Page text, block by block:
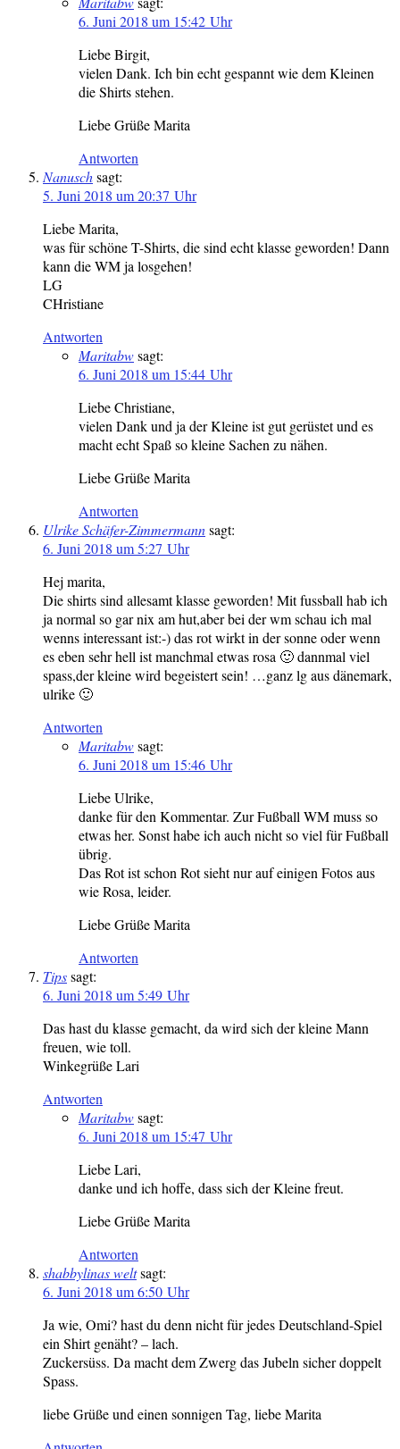
6. Juni 2018 um 15:42 Uhr
Liebe Birgit,
vielen Dank. Ich bin echt gespannt wie dem Kleinen
die Shirts stehen.
Liebe Grüße Marita
Antworten
Nanuschsagt:
5. Juni 2018 um 20:37 Uhr
Liebe Marita,
was für schöne T-Shirts, die sind echt klasse geworden! Dann
kann die WM ja losgehen!
LG
CHristiane
Antworten
Maritabwsagt:
6. Juni 2018 um 15:44 Uhr
Liebe Christiane,
vielen Dank und ja der Kleine ist gut gerüstet und es
macht echt Spaß so kleine Sachen zu nähen.
Liebe Grüße Marita
Antworten
Ulrike Schäfer-Zimmermannsagt:
6. Juni 2018 um 5:27 Uhr
Hej marita,
Die shirts sind allesamt klasse geworden! Mit fussball hab ich
ja normal so gar nix am hut,aber bei der wm schau ich mal
wenns interessant ist:-) das rot wirkt in der sonne oder wenn
es eben sehr hell ist manchmal etwas rosa 🙂 dannmal viel
spass,der kleine wird begeistert sein! …ganz lg aus dänemark,
ulrike 🙂
Antworten
Maritabwsagt:
6. Juni 2018 um 15:46 Uhr
Liebe Ulrike,
danke für den Kommentar. Zur Fußball WM muss so
etwas her. Sonst habe ich auch nicht so viel für Fußball
übrig.
Das Rot ist schon Rot sieht nur auf einigen Fotos aus
wie Rosa, leider.
Liebe Grüße Marita
Antworten
Tipssagt:
6. Juni 2018 um 5:49 Uhr
Das hast du klasse gemacht, da wird sich der kleine Mann
freuen, wie toll.
Winkegrüße Lari
Antworten
Maritabwsagt:
6. Juni 2018 um 15:47 Uhr
Liebe Lari,
danke und ich hoffe, dass sich der Kleine freut.
Liebe Grüße Marita
Antworten
shabbylinas weltsagt:
6. Juni 2018 um 6:50 Uhr
Ja wie, Omi? hast du denn nicht für jedes Deutschland-Spiel
ein Shirt genäht? – lach.
Zuckersüss. Da macht dem Zwerg das Jubeln sicher doppelt
Spass.
liebe Grüße und einen sonnigen Tag, liebe Marita